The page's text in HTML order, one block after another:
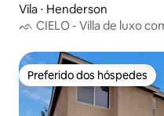
Vila ⋅ Henderson
ᨒ CIELO - Villa de luxo
Preferido dos hóspedes
Preferido dos hóspedes